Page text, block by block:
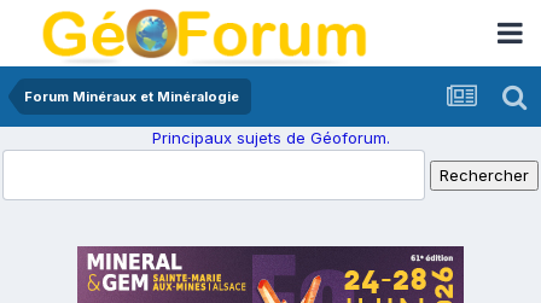
Forum Minéraux et Minéralogie
Principaux sujets de Géoforum.